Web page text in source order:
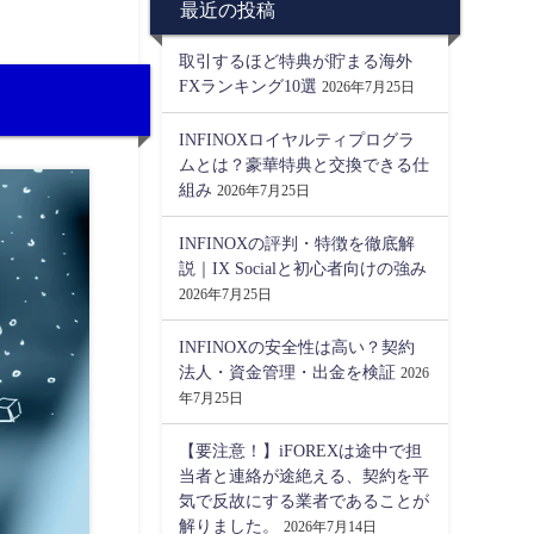
最近の投稿
取引するほど特典が貯まる海外
FXランキング10選 2026年7月25日
INFINOXロイヤルティプログラ
ムとは？豪華特典と交換できる仕
組み 2026年7月25日
INFINOXの評判・特徴を徹底解
説｜IX Socialと初心者向けの強み
2026年7月25日
INFINOXの安全性は高い？契約
法人・資金管理・出金を検証 2026
年7月25日
【要注意！】iFOREXは途中で担
当者と連絡が途絶える、契約を平
気で反故にする業者であることが
解りました。
2026年7月14日